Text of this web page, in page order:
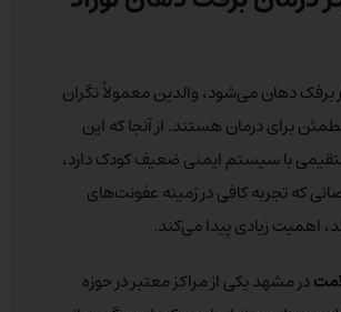
برفک دهان می‌شود، والدین معمولاً نگران
برای درمان هستند. از آنجا که این
با سیستم ایمنی ضعیف کودک دارد،
که تجربه کافی در زمینه عفونت‌های
اهمیت زیادی پیدا می‌کند.
در مشهد یکی از مراکز معتبر در حوزه